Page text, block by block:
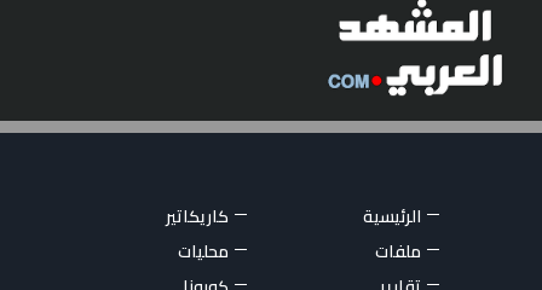
الرئيسية
كاريكاتير
ملفات
محليات